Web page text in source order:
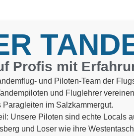
Profis mit
und Piloten-Team der
und Fluglehrer
Paragleiten im Salzkammergut.
Unsere Piloten sind echte Locals
und Loser wie ihre